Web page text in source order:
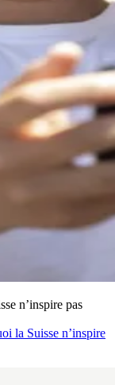
n’inspire pas
la Suisse n’inspire